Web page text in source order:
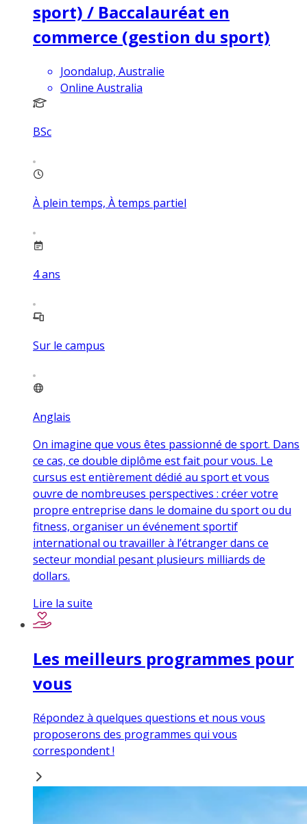
sport) / Baccalauréat en
commerce (gestion du sport)
Joondalup, Australie
Online Australia
BSc
À plein temps, À temps partiel
4ans
Sur le campus
Anglais
On imagine que vous êtes passionné de sport. Dans
ce cas, ce double diplôme est fait pour vous. Le
cursus est entièrement dédié au sport et vous
ouvre de nombreuses perspectives : créer votre
propre entreprise dans le domaine du sport ou du
fitness, organiser un événement sportif
international ou travailler à l’étranger dans ce
secteur mondial pesant plusieurs milliards de
dollars.
Lire la suite
Les meilleurs programmes pour
vous
Répondez à quelques questions et nous vous
proposerons des programmes qui vous
correspondent !